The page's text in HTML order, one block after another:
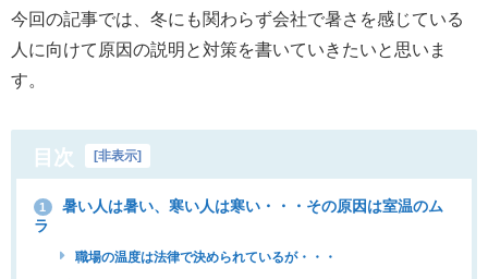
今回の記事では、冬にも関わらず会社で暑さを感じている
人に向けて原因の説明と対策を書いていきたいと思いま
す。
目次 [非表示]
1
暑い人は暑い、寒い人は寒い・・・その原因は室温のム
ラ
職場の温度は法律で決められているが・・・